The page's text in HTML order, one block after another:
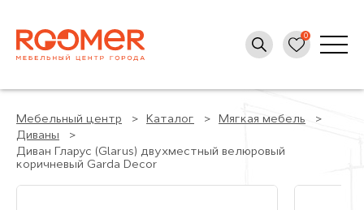
Мебельный центр Каталог
Мягкая мебель
Диваны
Диван Гларус (Glarus) двухместный велюровый
коричневый Garda Decor